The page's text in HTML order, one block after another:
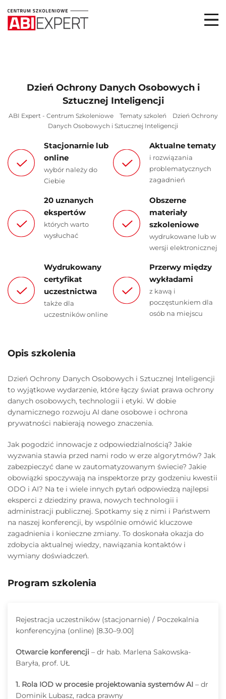
Dzień Ochrony Danych Osobowych i
Sztucznej Inteligencji
ABI Expert - Centrum Szkoleniowe Tematy szkoleń
Dzień Ochrony
Danych Osobowych i Sztucznej Inteligencji
Stacjonarnie lub
online
wybór należy do
Ciebie
Aktualne tematy
i rozwiązania
problematycznych
zagadnień
20 uznanych
ekspertów
których warto
wysłuchać
Obszerne
materiały
szkoleniowe
wydrukowane lub w
wersji elektronicznej
Wydrukowany
certyfikat
uczestnictwa
także dla
uczestników online
Przerwy między
wykładami
z kawą i
poczęstunkiem dla
osób na miejscu
Opis szkolenia
Dzień Ochrony Danych Osobowych i Sztucznej Inteligencji
to wyjątkowe wydarzenie, które łączy świat prawa ochrony
danych osobowych, technologii i etyki. W dobie
dynamicznego rozwoju AI dane osobowe i ochrona
prywatności nabierają nowego znaczenia.
Jak pogodzić innowacje z odpowiedzialnością? Jakie
wyzwania stawia przed nami rodo w erze algorytmów? Jak
zabezpieczyć dane w zautomatyzowanym świecie? Jakie
obowiązki spoczywają na inspektorze przy godzeniu kwestii
ODO i AI? Na te i wiele innych pytań odpowiedzą najlepsi
eksperci z dziedziny prawa, nowych technologii i
administracji publicznej. Spotkamy się z nimi i Państwem
na naszej konferencji, by wspólnie omówić kluczowe
zagadnienia i konieczne zmiany. To doskonała okazja do
zdobycia aktualnej wiedzy, nawiązania kontaktów i
wymiany doświadczeń.
Program szkolenia
Rejestracja uczestników (stacjonarnie) / Poczekalnia
konferencyjna (online) [8.30–9.00]
Otwarcie konferencji – dr hab. Marlena Sakowska-
Baryła, prof. UŁ
1. Rola IOD w procesie projektowania systemów AI – dr
Dominik Lubasz, radca prawny